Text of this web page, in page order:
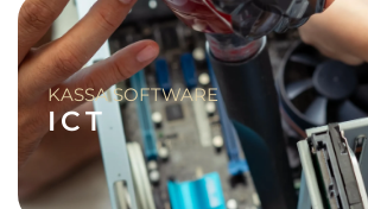
KASSA SOFTWARE
ICT